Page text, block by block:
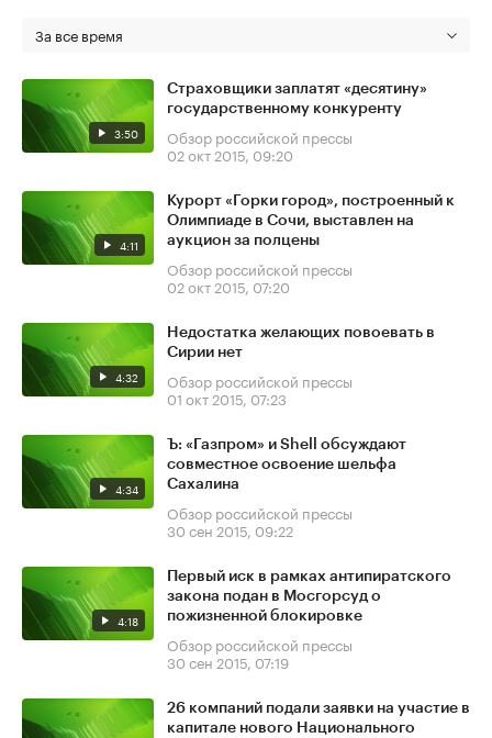
За все время
3:50
Страховщики заплатят «десятину»
государственному конкуренту
Обзор российской прессы
02 окт 2015, 09:20
4:11
Курорт «Горки город», построенный к
Олимпиаде в Сочи, выставлен на
аукцион за полцены
Обзор российской прессы
02 окт 2015, 07:20
4:32
Недостатка желающих повоевать в
Сирии нет
Обзор российской прессы
01 окт 2015, 07:23
4:34
Ъ: «Газпром» и Shell обсуждают
совместное освоение шельфа
Сахалина
Обзор российской прессы
30 сен 2015, 09:22
4:18
Первый иск в рамках антипиратского
закона подан в Мосгорсуд о
пожизненной блокировке
Обзор российской прессы
30 сен 2015, 07:19
26 компаний подали заявки на участие в
капитале нового Национального